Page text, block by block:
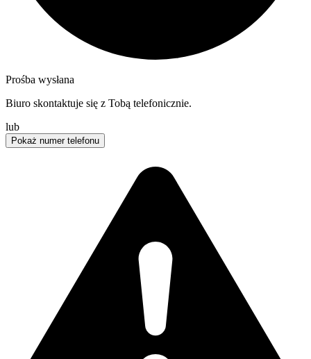
Prośba wysłana
Biuro skontaktuje się z Tobą telefonicznie.
lub
Pokaż numer telefonu